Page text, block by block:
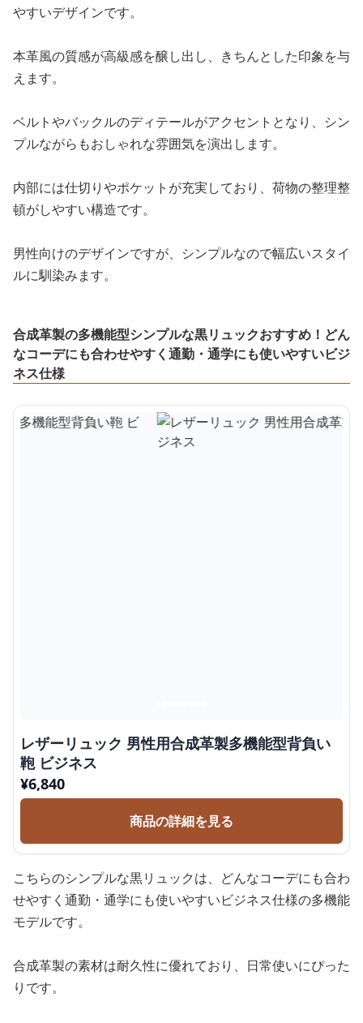
やすいデザインです。
本革風の質感が高級感を醸し出し、きちんとした印象を与
えます。
ベルトやバックルのディテールがアクセントとなり、シン
プルながらもおしゃれな雰囲気を演出します。
内部には仕切りやポケットが充実しており、荷物の整理整
頓がしやすい構造です。
男性向けのデザインですが、シンプルなので幅広いスタイ
ルに馴染みます。
合成革製の多機能型シンプルな黒リュックおすすめ！どん
なコーデにも合わせやすく通勤・通学にも使いやすいビジ
ネス仕様
レザーリュック 男性用合成革製多機能型背負い
鞄 ビジネス
¥6,840
商品の詳細を見る
こちらのシンプルな黒リュックは、どんなコーデにも合わ
せやすく通勤・通学にも使いやすいビジネス仕様の多機能
モデルです。
合成革製の素材は耐久性に優れており、日常使いにぴった
りです。